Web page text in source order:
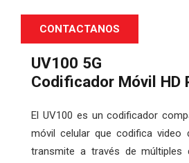
CONTACTANOS
UV100 5G
Codificador Móvil HD
El UV100 es un codificador
móvil celular que codifica video
transmite a través de múltiples